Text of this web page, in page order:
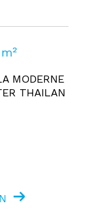
MODERNE
THAILAN